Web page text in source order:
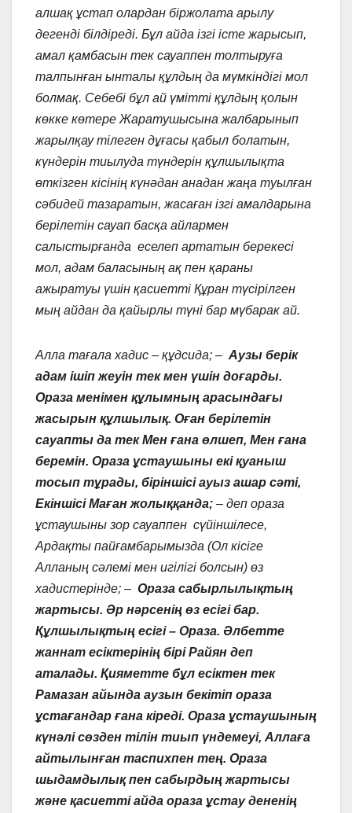
алшақ ұстап олардан біржолата арылу
дегенді білдіреді. Бұл айда ізгі істе жарысып,
амал қамбасын тек сауаппен толтыруға
талпынған ынталы құлдың да мүмкіндігі мол
болмақ. Себебі бұл ай үмітті құлдың қолын
көкке көтере Жаратушысына жалбарынып
жарылқау тілеген дұғасы қабыл болатын,
күндерін тиылуда түндерін құлшылықта
өткізген кісінің күнәдан анадан жаңа туылған
сәбидей тазаратын, жасаған ізгі амалдарына
берілетін сауап басқа айлармен
салыстырғанда еселеп артатын берекесі
мол, адам баласының ақ пен қараны
ажыратуы үшін қасиетті Құран түсірілген
мың айдан да қайырлы түні бар мүбарак ай.
Алла тағала хадис – құдсида; – Аузы берік
адам ішіп жеуін тек мен үшін доғарды.
Ораза менімен құлымның арасындағы
жасырын құлшылық. Оған берілетін
сауапты да тек Мен ғана өлшеп, Мен ғана
беремін. Ораза ұстаушыны екі қуаныш
тосып тұрады, біріншісі ауыз ашар сәті,
Екіншісі Маған жолыққанда; – деп ораза
ұстаушыны зор сауаппен сүйіншілесе,
Ардақты пайғамбарымызда (Ол кісіге
Алланың сәлемі мен игілігі болсын) өз
хадистерінде; – Ораза сабырлылықтың
жартысы. Әр нәрсенің өз есігі бар.
Құлшылықтың есігі – Ораза. Әлбетте
жаннат есіктерінің бірі Райян деп
аталады. Қияметте бұл есіктен тек
Рамазан айында аузын бекітіп ораза
ұстағандар ғана кіреді. Ораза ұстаушының
күнәлі сөзден тілін тиып үндемеуі, Аллаға
айтылынған таспихпен тең. Ораза
шыдамдылық пен сабырдың жартысы
және қасиетті айда ораза ұстау дененің